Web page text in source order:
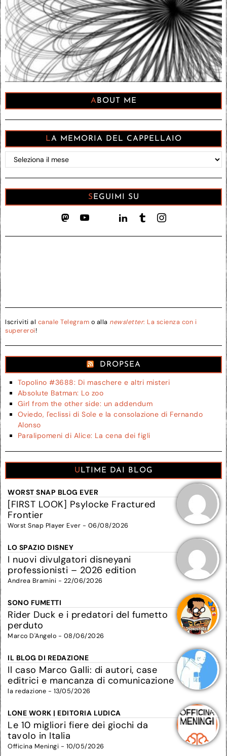
ABOUT ME
LA MEMORIA DEL CAPPELLAIO
memoria
del
Cappellaio
SEGUIMI SU
Iscriviti al canale Telegram o alla newsletter: La scienza con i
supereroi!
DROPSEA
Topolino #3688: Di maschere e altri misteri
Absolute Batman: Lo zoo
Girl from the other side: un addendum
Oviedo, l'eclissi di Sole e la consolazione di Fernando
Alonso
Paralipomeni di Alice: La cena dei figli
ULTIME DAI BLOG
WORST SNAP BLOG EVER
[FIRST LOOK] Psylocke Fractured
Frontier
Worst Snap Player Ever - 06/08/2026
LO SPAZIO DISNEY
I nuovi divulgatori disneyani
professionisti – 2026 edition
Andrea Bramini - 22/06/2026
SONO FUMETTI
Rider Duck e i predatori del fumetto
perduto
Marco D'Angelo - 08/06/2026
IL BLOG DI REDAZIONE
Il caso Marco Galli: di autori, case
editrici e mancanza di comunicazione
la redazione - 13/05/2026
LONE WORK | EDITORIA LUDICA
Le 10 migliori fiere dei giochi da
tavolo in Italia
Officina Meningi - 10/05/2026